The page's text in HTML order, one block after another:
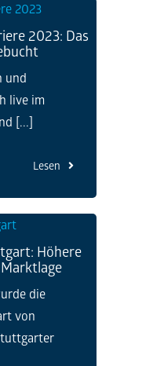
2023: Das
und
live im
[...]
Lesen
Höhere
die
von